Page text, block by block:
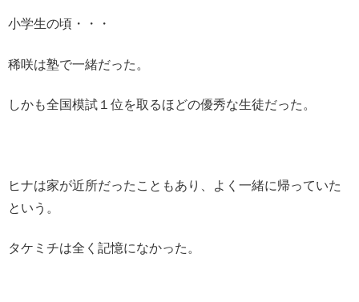
小学生の頃・・・
稀咲は塾で一緒だった。
しかも全国模試１位を取るほどの優秀な生徒だった。
ヒナは家が近所だったこともあり、よく一緒に帰っていた
という。
タケミチは全く記憶になかった。